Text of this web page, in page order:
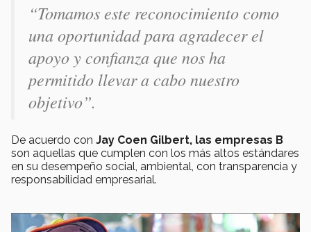
“Tomamos este reconocimiento como
una oportunidad para agradecer el
apoyo y confianza que nos ha
permitido llevar a cabo nuestro
objetivo”.
De acuerdo con Jay Coen Gilbert, las empresas B
son aquellas que cumplen con los más altos estándares
en su desempeño social, ambiental, con transparencia y
responsabilidad empresarial.